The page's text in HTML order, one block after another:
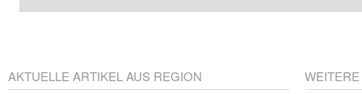
AKTUELLE ARTIKEL AUS REGION